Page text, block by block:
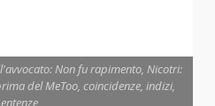
Non fu rapimento, Nicotri:
del MeToo, coincidenze, indizi,